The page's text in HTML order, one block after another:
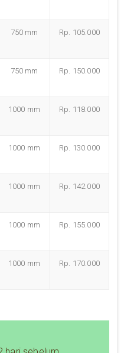
750 mm Rp. 105.000
750 mm Rp. 150.000
1000 mm Rp. 118.000
1000 mm Rp. 130.000
1000 mm Rp. 142.000
1000 mm Rp. 155.000
1000 mm Rp. 170.000